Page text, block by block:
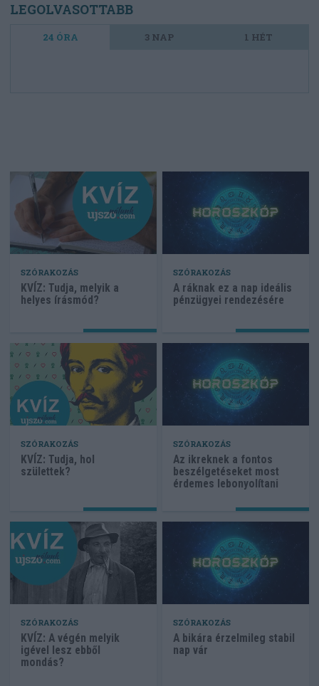
LEGOLVASOTTABB
24 ÓRA 3 NAP 1 HÉT
SZÓRAKOZÁS
KVÍZ: Tudja, melyik a
helyes írásmód?
SZÓRAKOZÁS
A ráknak ez a nap ideális
pénzügyei rendezésére
SZÓRAKOZÁS
KVÍZ: Tudja, hol
születtek?
SZÓRAKOZÁS
Az ikreknek a fontos
beszélgetéseket most
érdemes lebonyolítani
SZÓRAKOZÁS
KVÍZ: A végén melyik
igével lesz ebből
mondás?
SZÓRAKOZÁS
A bikára érzelmileg stabil
nap vár